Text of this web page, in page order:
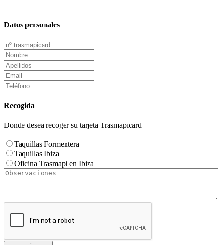
Datos personales
Recogida
Donde desea recoger su tarjeta Trasmapicard
Taquillas Formentera
Taquillas Ibiza
Oficina Trasmapi en Ibiza